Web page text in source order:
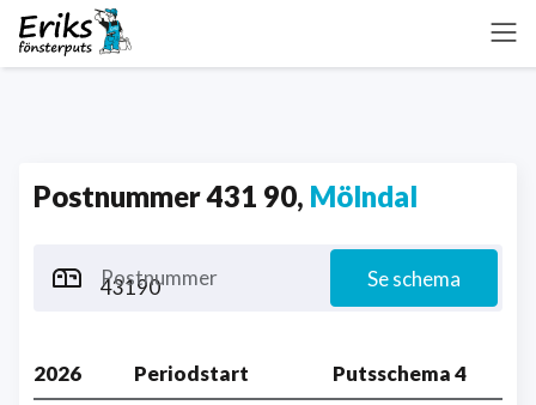
Postnummer 431 90, Mölndal
Postnummer Se schema
2026 Periodstart
Putsschema 4